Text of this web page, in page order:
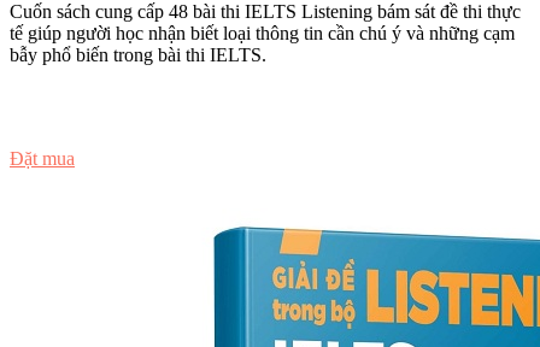
Cuốn sách cung cấp 48 bài thi IELTS Listening bám sát đề thi thực
tế giúp người học nhận biết loại thông tin cần chú ý và những cạm
bẫy phổ biến trong bài thi IELTS.
Đặt mua